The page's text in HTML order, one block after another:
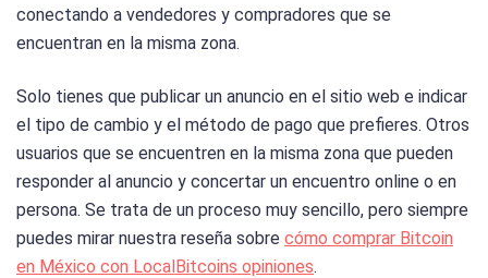
conectando a vendedores y compradores que se
encuentran en la misma zona.
Solo tienes que publicar un anuncio en el sitio web e indicar
el tipo de cambio y el método de pago que prefieres. Otros
usuarios que se encuentren en la misma zona que pueden
responder al anuncio y concertar un encuentro online o en
persona. Se trata de un proceso muy sencillo, pero siempre
puedes mirar nuestra reseña sobre cómo comprar Bitcoin
en México con LocalBitcoins opiniones.